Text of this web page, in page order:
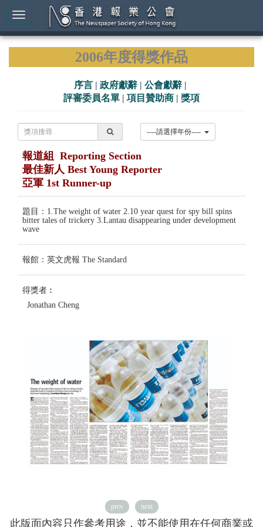
2006年度得獎作品
序言 | 政府獻辭 | 公會獻辭 |
評審委員名單 | 項目贊助商 | 獎項
報道組 Reporting Section
最佳新人 Best Young Reporter
亞軍 1st Runner-up
題目：1.The weight of water 2.10 year quest for spy bill spins
bitter tales of trickery 3.Lantau disappearing under development
wave
報館：英文虎報 The Standard
得獎者︰
Jonathan Cheng
prev next
此版面內容只作參考用途，並不能使用在任何商業或